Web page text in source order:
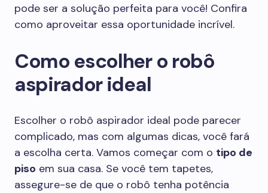
pode ser a solução perfeita para você! Confira
como aproveitar essa oportunidade incrível.
Como escolher o robô
aspirador ideal
Escolher o robô aspirador ideal pode parecer
complicado, mas com algumas dicas, você fará
a escolha certa. Vamos começar com o tipo de
piso em sua casa. Se você tem tapetes,
assegure-se de que o robô tenha potência